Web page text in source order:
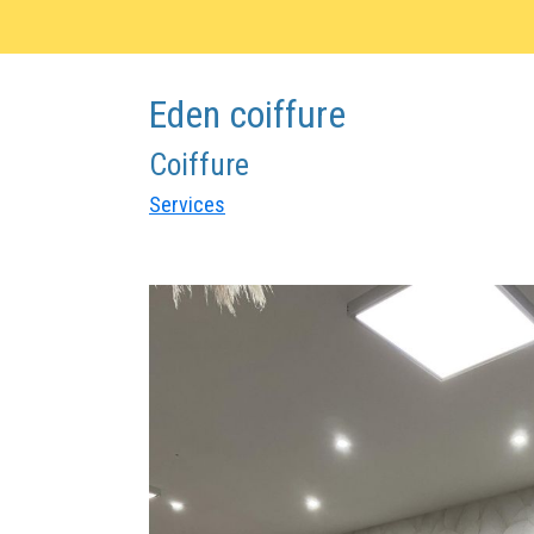
Eden coiffure
Coiffure
Services